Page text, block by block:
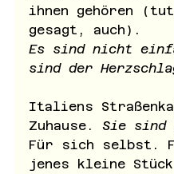
ihnen gehören
gesagt, auch).
Es sind nicht
sind der
Italiens
Zuhause. Sie sind
Für sich selbst.
jenes kleine